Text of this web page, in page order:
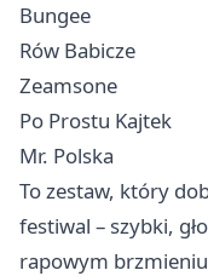
Bungee
Rów Babicze
Zeamsone
Po Prostu Kajtek
Mr. Polska
To zestaw, który
festiwal – szybki,
rapowym